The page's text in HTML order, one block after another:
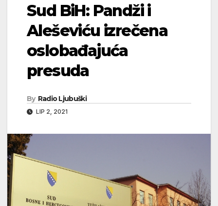
Sud BiH: Pandži i
Aleševiću izrečena
oslobađajuća
presuda
By Radio Ljubuški
LIP 2, 2021